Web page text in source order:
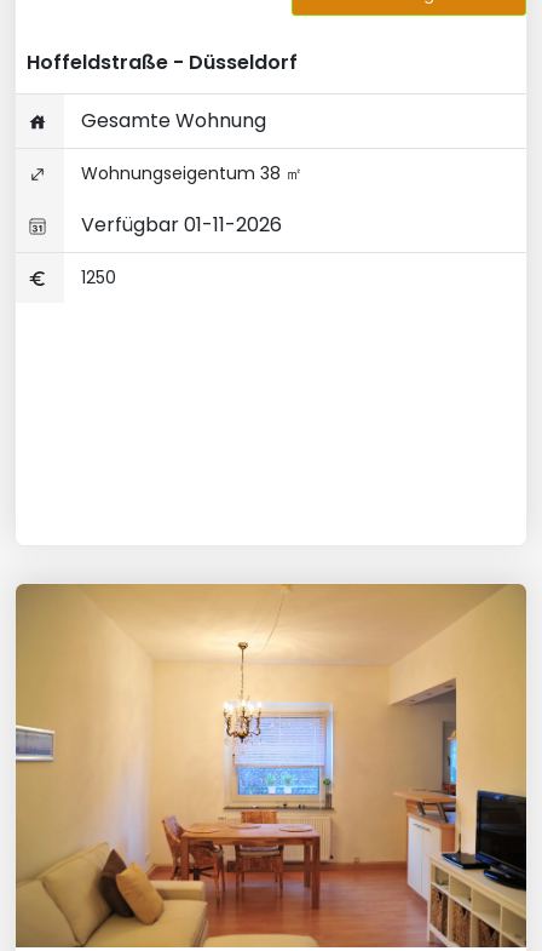
Hoffeldstraße - Düsseldorf
Gesamte Wohnung
Wohnungseigentum 38 ㎡
Verfügbar 01-11-2026
1250